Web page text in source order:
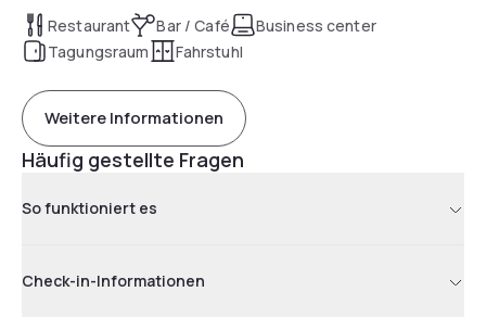
Restaurant
Bar / Café
Business center
Tagungsraum
Fahrstuhl
Weitere Informationen
Häufig gestellte Fragen
So funktioniert es
Check-in-Informationen